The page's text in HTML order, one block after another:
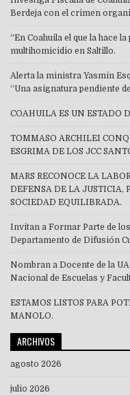
Berdeja con el crimen
“En Coahuila el que la hace
multihomicidio en Saltillo.
Alerta la ministra Yasmín
“Una asignatura pendiente
COAHUILA ES UN ESTADO
TOMMASO ARCHILEI
ESGRIMA DE LOS JCC
MARS RECONOCE LA
DEFENSA DE LA JUSTICIA,
SOCIEDAD EQUILIBRADA.
Invitan a Formar Parte de
Departamento de Difusión
Nombran a Docente de la
Nacional de Escuelas y
ESTAMOS LISTOS PARA
MANOLO.
ARCHIVOS
agosto 2026
julio 2026